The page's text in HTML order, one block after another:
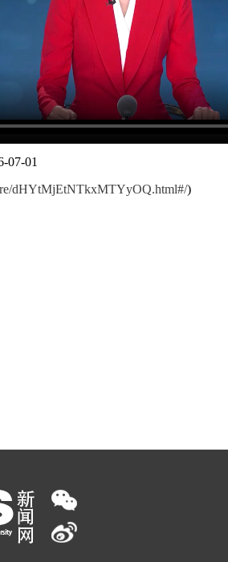
07-01
dHYtMjEtNTkxMTYyOQ.html#/)
断创造无愧于时代和人民的新业
庆祝中国共产党成立105周年大会